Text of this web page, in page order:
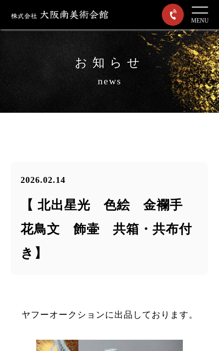
MENU
お知らせ
news
2026.02.14
【 北出星光 色絵 金襴手
花鳥文 飾壷 共箱・共布付
き】
ヤフーオークションに出品しております。